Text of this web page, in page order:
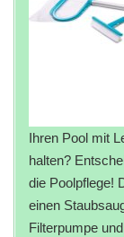
Ihren Pool mit
halten?
die Poolpflege!
einen
Filterpumpe